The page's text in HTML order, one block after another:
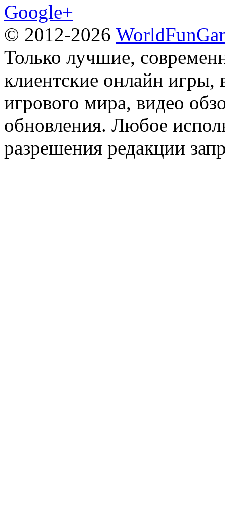
Google+
© 2012-2026
Только лучшие,
клиентские онлайн игры,
игрового мира, видео
обновления. Любое
разрешения редакции